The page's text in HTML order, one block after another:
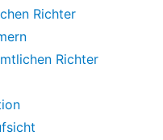
Richter
Richter